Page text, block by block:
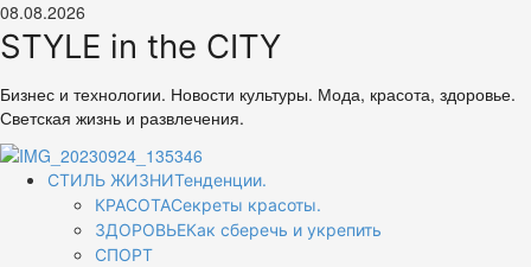
Перейти
к
содержимому
08.08.2026
STYLE in the CITY
Бизнес и технологии. Новости культуры. Мода, красота, здоровье.
Светская жизнь и развлечения.
ОсновноеСТИЛЬ ЖИЗНИТенденции.
КРАСОТАСекреты красоты.
ЗДОРОВЬЕКак сберечь и укрепить
СПОРТ